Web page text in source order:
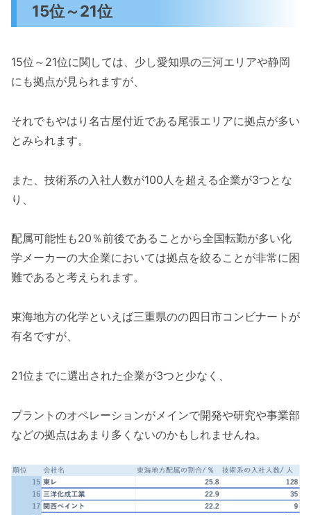
15位～21位
15位～21位に関しては、少し愛知県の三河エリアや静岡
にも拠点が見られますが、
それでもやはり名古屋付近である尾張エリアに拠点が多い
とみられます。
また、技術系の入社人数が100人を超える企業が3つとな
り、
配属可能性も20％前後であることから全国転勤が多い化
学メーカーの大企業においては拠点を絞ることが非常に困
難であると考えられます。
東海地方の化学といえば三重県のの四日市コンビナートが
有名ですが、
21位までに選出された企業が3つと少なく、
プラントのオペレーションがメインで開発や研究や事業部
などの拠点はあまり多くないのかもしれませんね。